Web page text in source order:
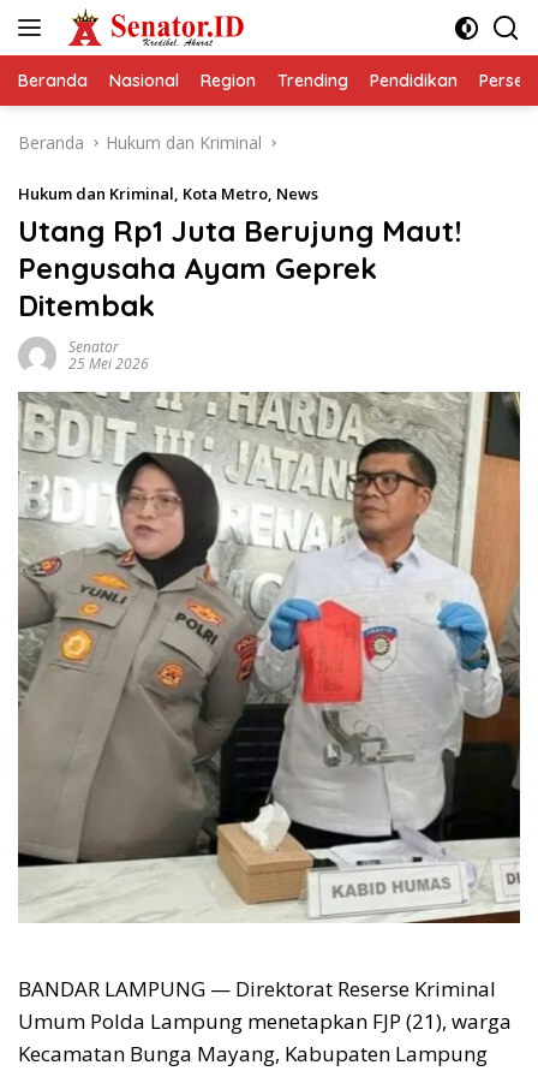
Beranda Nasional Region Trending Pendidikan
Beranda Hukum dan Kriminal
Hukum dan Kriminal, Kota Metro, News
Utang Rp1 Juta Berujung Maut!
Pengusaha Ayam Geprek
Ditembak
Senator
25 Mei 2026
BANDAR LAMPUNG — Direktorat Reserse Kriminal
Umum Polda Lampung menetapkan FJP (21), warga
Kecamatan Bunga Mayang, Kabupaten Lampung